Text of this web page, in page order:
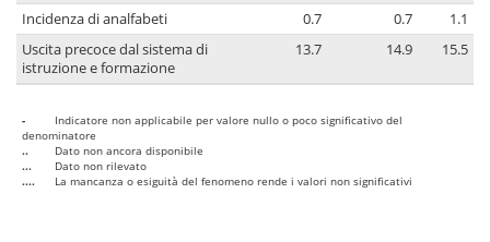
Incidenza di analfabeti 0.7 0.7
1.1
Uscita precoce dal sistema di
istruzione e formazione
13.7 14.9 15.5
-
Indicatore non applicabile per valore nullo o poco significativo del
denominatore
..
Dato non ancora disponibile
...
Dato non rilevato
....
La mancanza o esiguità del fenomeno rende i valori non significativi